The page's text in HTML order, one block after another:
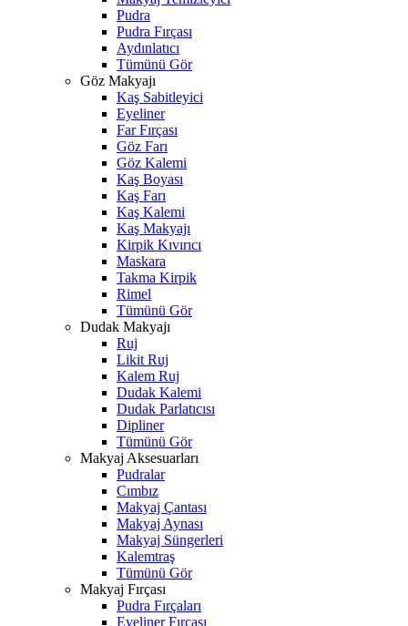
Pudra
Pudra Fırçası
Aydınlatıcı
Tümünü Gör
Göz Makyajı
Kaş Sabitleyici
Eyeliner
Far Fırçası
Göz Farı
Göz Kalemi
Kaş Boyası
Kaş Farı
Kaş Kalemi
Kaş Makyajı
Kirpik Kıvırıcı
Maskara
Takma Kirpik
Rimel
Tümünü Gör
Dudak Makyajı
Ruj
Likit Ruj
Kalem Ruj
Dudak Kalemi
Dudak Parlatıcısı
Dipliner
Tümünü Gör
Makyaj Aksesuarları
Pudralar
Cımbız
Makyaj Çantası
Makyaj Aynası
Makyaj Süngerleri
Kalemtraş
Tümünü Gör
Makyaj Fırçası
Pudra Fırçaları
Eyeliner Fırçası